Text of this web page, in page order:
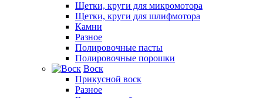
Щетки, круги для микромотора
Щетки, круги для шлифмотора
Камни
Разное
Полировочные пасты
Полировочные порошки
Воск
Прикусной воск
Разное